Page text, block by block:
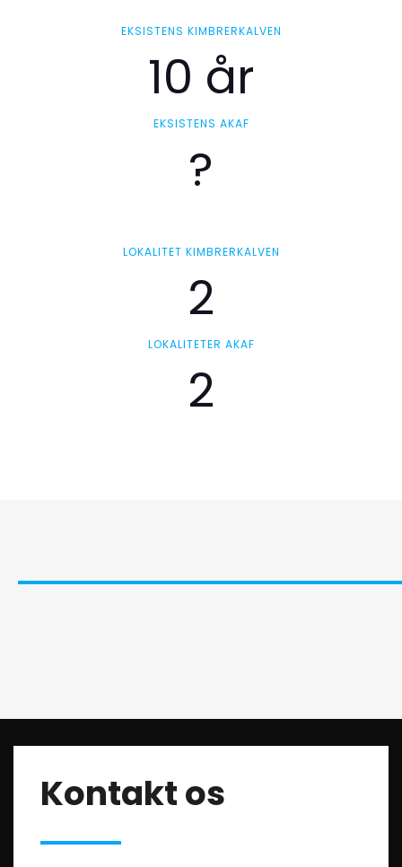
EKSISTENS KIMBRERKALVEN
10 år
EKSISTENS AKAF
?
LOKALITET KIMBRERKALVEN
2
LOKALITETER AKAF
2
Kontakt os